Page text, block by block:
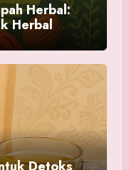
Herbal:
Herbal
Detoks